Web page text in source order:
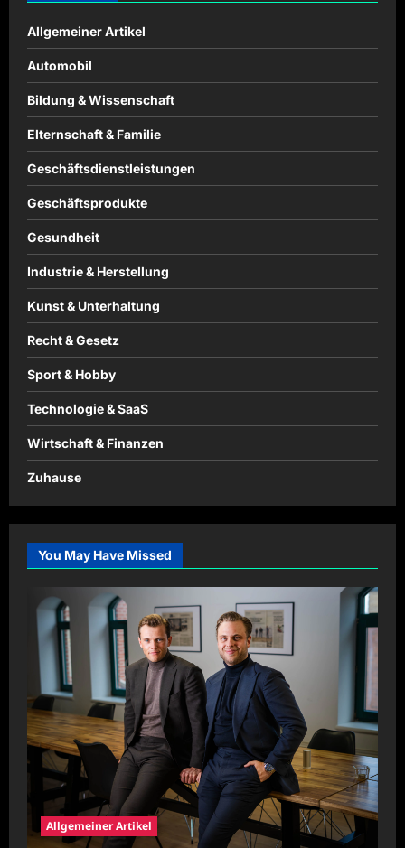
Allgemeiner Artikel
Automobil
Bildung & Wissenschaft
Elternschaft & Familie
Geschäftsdienstleistungen
Geschäftsprodukte
Gesundheit
Industrie & Herstellung
Kunst & Unterhaltung
Recht & Gesetz
Sport & Hobby
Technologie & SaaS
Wirtschaft & Finanzen
Zuhause
You May Have Missed
Allgemeiner Artikel